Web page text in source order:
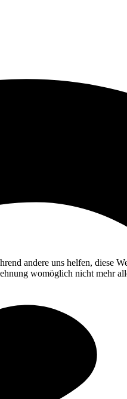
andere uns helfen, diese
womöglich nicht mehr